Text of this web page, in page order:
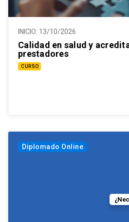
INICIO: 13/10/2026
Calidad en salud y
prestadores
CURSO
Diplomado Online